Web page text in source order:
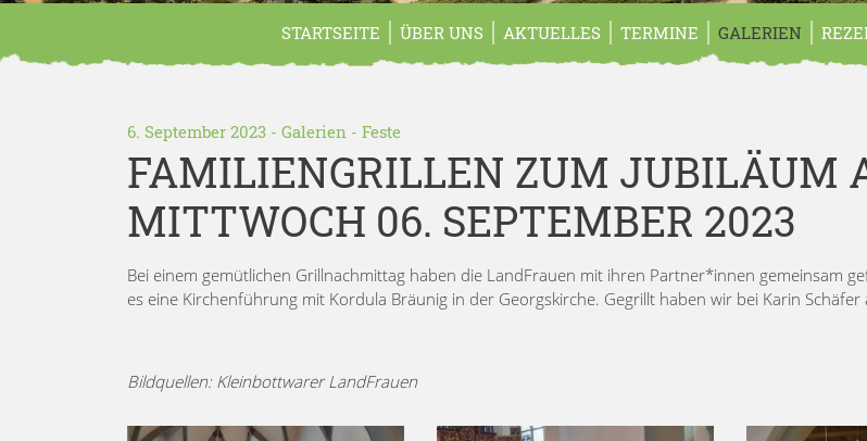
STARTSEITE ÜBER UNS AKTUELLES TERMINE GALERIEN
6. September 2023 - Galerien - Feste
FAMILIENGRILLEN ZUM JUBILÄUM
MITTWOCH 06. SEPTEMBER 2023
Bei einem gemütlichen Grillnachmittag haben die LandFrauen mit ihren Partner*innen gemeinsam
es eine Kirchenführung mit Kordula Bräunig in der Georgskirche. Gegrillt haben wir bei Karin Schäfer
Bildquellen: Kleinbottwarer LandFrauen